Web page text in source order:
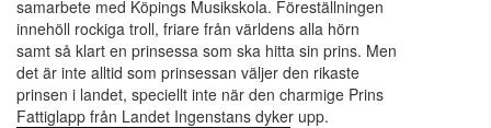
samarbete med Köpings Musikskola. Föreställningen
innehöll rockiga troll, friare från världens alla hörn
samt så klart en prinsessa som ska hitta sin prins. Men
det är inte alltid som prinsessan väljer den rikaste
prinsen i landet, speciellt inte när den charmige Prins
Fattiglapp från Landet Ingenstans dyker upp.